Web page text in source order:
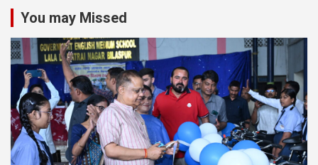
You may Missed